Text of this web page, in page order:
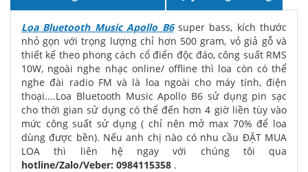
Loa Bluetooth Music Apollo B6super bass, kích thước
nhỏ gọn với trọng lượng chỉ hơn 500 gram, vỏ giả gỗ và
thiết kế theo phong cách cổ điển độc đáo, công suất RMS
10W, ngoài nghe nhạc online/ offline thì loa còn có thể
nghe đài radio FM và là loa ngoài cho máy tính, điện
thoại....Loa Bluetooth Music Apollo B6 sử dụng pin sạc
cho thời gian sử dụng có thể đến hơn 4 giờ liền tùy vào
mức công suất sử dụng ( chỉ nên mở max 70% để loa
dùng được bền). Nếu anh chị nào có nhu cầu ĐẶT MUA
LOA thì liên hệ ngay với chúng tôi qua
hotline/Zalo/Veber: 0984115358 .